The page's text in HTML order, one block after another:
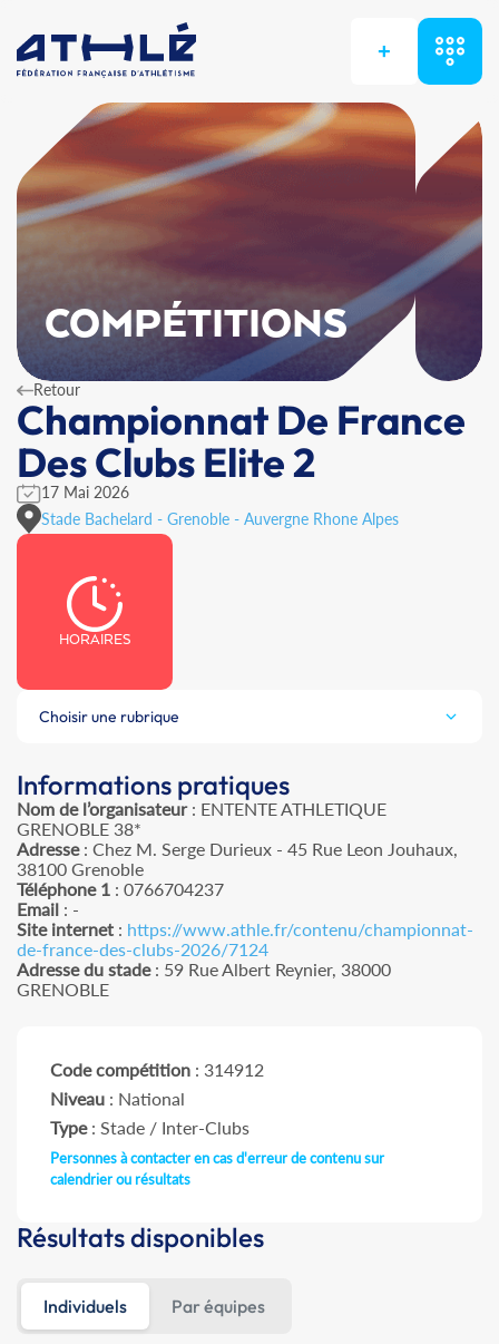
+
COMPÉTITIONS
Retour
Championnat De France
Des Clubs Elite 2
17 Mai 2026
Stade Bachelard - Grenoble - Auvergne Rhone Alpes
HORAIRES
Choisir une rubrique
Informations pratiques
Nom de l’organisateur: ENTENTE ATHLETIQUE
GRENOBLE 38*
Adresse: Chez M. Serge Durieux - 45 Rue Leon Jouhaux,
38100 Grenoble
Téléphone 1 : 0766704237
Email : -
Site internet : https://www.athle.fr/contenu/championnat-
de-france-des-clubs-2026/7124
Adresse du stade: 59 Rue Albert Reynier, 38000
GRENOBLE
Code compétition : 314912
Niveau : National
Type: Stade / Inter-Clubs
Personnes à contacter en cas d'erreur de contenu sur
calendrier ou résultats
Résultats disponibles
Individuels Par équipes